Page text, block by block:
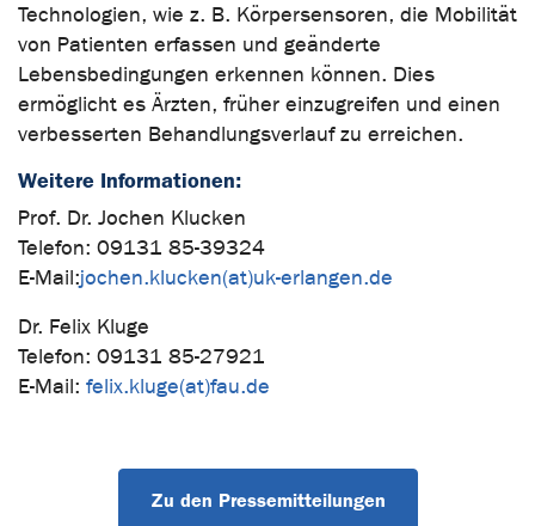
Technologien, wie z. B. Körpersensoren, die Mobilität
von Patienten erfassen und geänderte
Lebensbedingungen erkennen können. Dies
ermöglicht es Ärzten, früher einzugreifen und einen
verbesserten Behandlungsverlauf zu erreichen.
Weitere Informationen:
Prof. Dr. Jochen Klucken
Telefon: 09131 85-39324
E-Mail:jochen.klucken(at)uk-erlangen.de
Dr. Felix Kluge
Telefon: 09131 85-27921
E-Mail: felix.kluge(at)fau.de
Zu den Pressemitteilungen